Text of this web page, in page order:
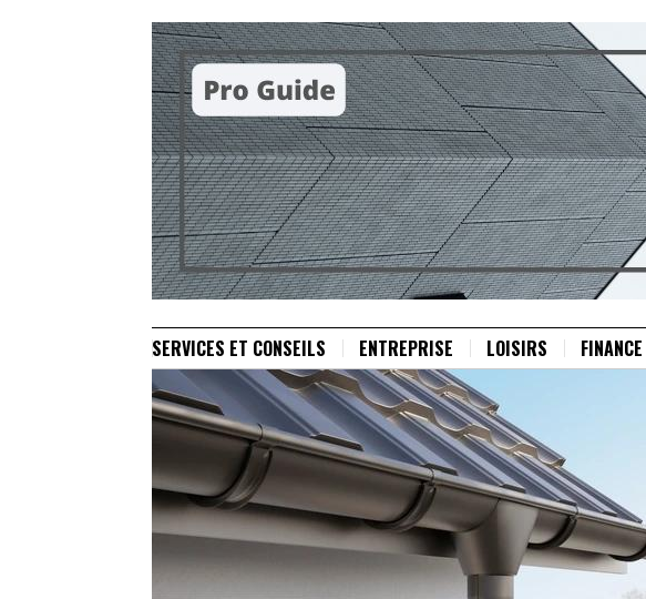
SERVICES ET CONSEILS ENTREPRISE LOISIRS FINANCE